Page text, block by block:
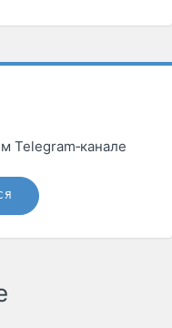
Telegram‑канале